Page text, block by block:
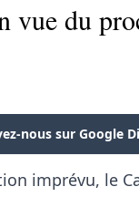
vue du
nous sur Google
imprévu, le